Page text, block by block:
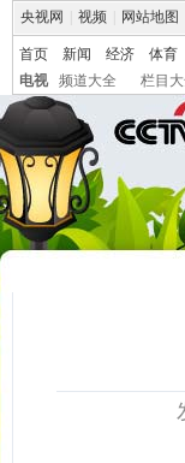
央视网 视频 网站地图
首页 新闻 经济 体育
电视
频道大全 栏目